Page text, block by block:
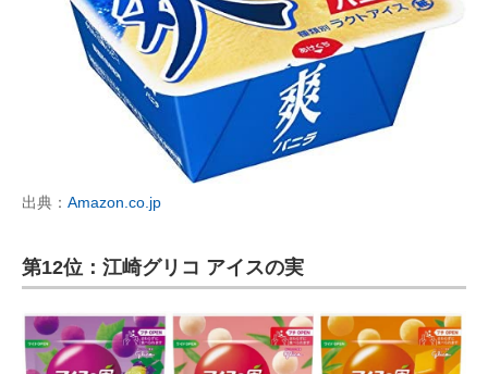
出典： Amazon.co.jp
第12位：江崎グリコ アイスの実